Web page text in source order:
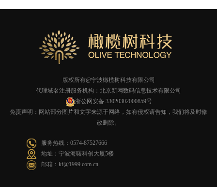
版权所有@宁波橄榄树科技有限公司
代理域名注册服务机构：北京新网数码信息技术有限公司
浙公网安备 33020302000859号
免责声明：网站部分图片和文字来源于网络，如有侵权请告知，我们将及时修
改删除。
服务热线：0574-87527666
地址：宁波海曙科创大厦5楼
邮箱： kf@1999.com.cn